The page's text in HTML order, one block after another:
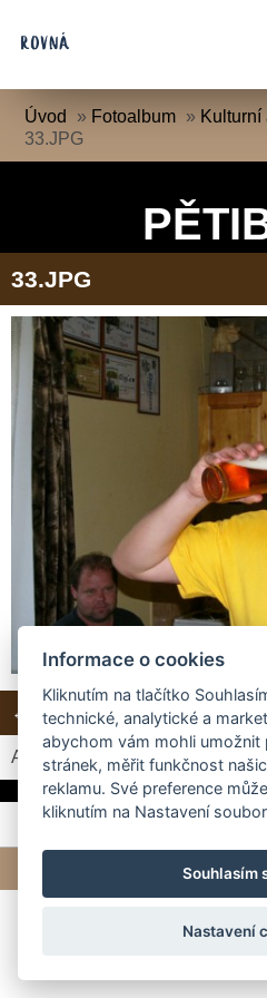
Úvod » Fotoalbum » Kulturní
33.JPG
33.JPG
← Předchozí Další → Zpět
Automatické procházení: 3| |5
© 2026 eStránky.cz |
Informace o cookies
Kliknutím na tlačítko
technické, analytické a
abychom vám mohli umožnit
stránek, měřit funkčnost
reklamu. Své preference
kliknutím na Nastavení
Souhlasím
Nastavení